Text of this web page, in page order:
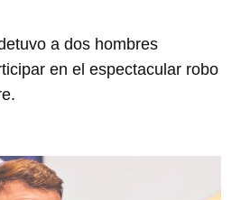
a dos hombres
en el espectacular robo